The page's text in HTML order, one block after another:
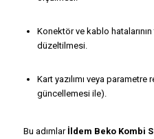
Konektör ve kablo
düzeltilmesi.
Kart yazılımı veya
güncellemesi ile).
Bu adımlar İldem Beko Kombi